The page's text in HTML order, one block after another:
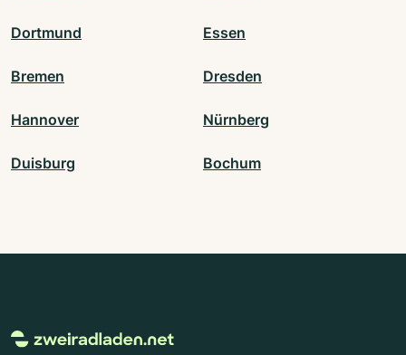
Dortmund Essen
Bremen Dresden
Hannover Nürnberg
Duisburg Bochum